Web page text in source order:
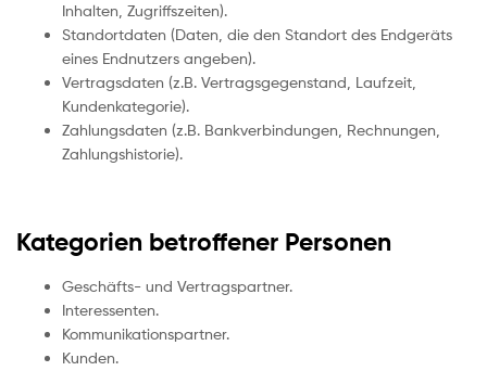
Inhalten, Zugriffszeiten).
Standortdaten (Daten, die den Standort des Endgeräts
eines Endnutzers angeben).
Vertragsdaten (z.B. Vertragsgegenstand, Laufzeit,
Kundenkategorie).
Zahlungsdaten (z.B. Bankverbindungen, Rechnungen,
Zahlungshistorie).
Kategorien betroffener Personen
Geschäfts- und Vertragspartner.
Interessenten.
Kommunikationspartner.
Kunden.